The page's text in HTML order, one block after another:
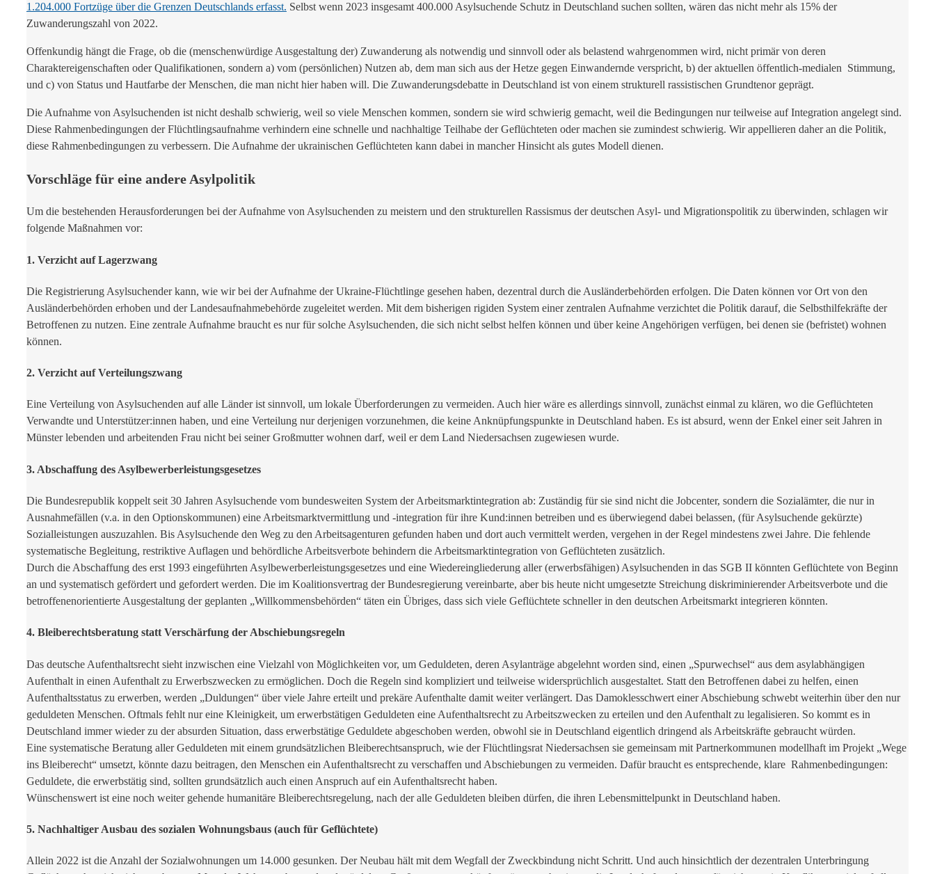
1.204.000 Fortzüge über die Grenzen Deutschlands erfasst. Selbst wenn 2023 insgesamt 400.000 Asylsuchende Schutz in Deutschland suchen sollten, wären das nicht mehr als 15% der
Zuwanderungszahl von 2022.
Offenkundig hängt die Frage, ob die (menschenwürdige Ausgestaltung der) Zuwanderung als notwendig und sinnvoll oder als belastend wahrgenommen wird, nicht primär von deren
Charaktereigenschaften oder Qualifikationen, sondern a) vom (persönlichen) Nutzen ab, dem man sich aus der Hetze gegen Einwandernde verspricht, b) der aktuellen öffentlich-medialen Stimmung,
und c) von Status und Hautfarbe der Menschen, die man nicht hier haben will. Die Zuwanderungsdebatte in Deutschland ist von einem strukturell rassistischen Grundtenor geprägt.
Die Aufnahme von Asylsuchenden ist nicht deshalb schwierig, weil so viele Menschen kommen, sondern sie wird schwierig gemacht, weil die Bedingungen nur teilweise auf Integration angelegt sind.
Diese Rahmenbedingungen der Flüchtlingsaufnahme verhindern eine schnelle und nachhaltige Teilhabe der Geflüchteten oder machen sie zumindest schwierig. Wir appellieren daher an die Politik,
diese Rahmenbedingungen zu verbessern. Die Aufnahme der ukrainischen Geflüchteten kann dabei in mancher Hinsicht als gutes Modell dienen.
Vorschläge für eine andere Asylpolitik
Um die bestehenden Herausforderungen bei der Aufnahme von Asylsuchenden zu meistern und den strukturellen Rassismus der deutschen Asyl- und Migrationspolitik zu überwinden, schlagen wir
folgende Maßnahmen vor:
1. Verzicht auf Lagerzwang
Die Registrierung Asylsuchender kann, wie wir bei der Aufnahme der Ukraine-Flüchtlinge gesehen haben, dezentral durch die Ausländerbehörden erfolgen. Die Daten können vor Ort von den
Ausländerbehörden erhoben und der Landesaufnahmebehörde zugeleitet werden. Mit dem bisherigen rigiden System einer zentralen Aufnahme verzichtet die Politik darauf, die Selbsthilfekräfte der
Betroffenen zu nutzen. Eine zentrale Aufnahme braucht es nur für solche Asylsuchenden, die sich nicht selbst helfen können und über keine Angehörigen verfügen, bei denen sie (befristet) wohnen
können.
2. Verzicht auf Verteilungszwang
Eine Verteilung von Asylsuchenden auf alle Länder ist sinnvoll, um lokale Überforderungen zu vermeiden. Auch hier wäre es allerdings sinnvoll, zunächst einmal zu klären, wo die Geflüchteten
Verwandte und Unterstützer:innen haben, und eine Verteilung nur derjenigen vorzunehmen, die keine Anknüpfungspunkte in Deutschland haben. Es ist absurd, wenn der Enkel einer seit Jahren in
Münster lebenden und arbeitenden Frau nicht bei seiner Großmutter wohnen darf, weil er dem Land Niedersachsen zugewiesen wurde.
3. Abschaffung des Asylbewerberleistungsgesetzes
Die Bundesrepublik koppelt seit 30 Jahren Asylsuchende vom bundesweiten System der Arbeitsmarktintegration ab: Zuständig für sie sind nicht die Jobcenter, sondern die Sozialämter, die nur in
Ausnahmefällen (v.a. in den Optionskommunen) eine Arbeitsmarktvermittlung und -integration für ihre Kund:innen betreiben und es überwiegend dabei belassen, (für Asylsuchende gekürzte)
Sozialleistungen auszuzahlen. Bis Asylsuchende den Weg zu den Arbeitsagenturen gefunden haben und dort auch vermittelt werden, vergehen in der Regel mindestens zwei Jahre. Die fehlende
systematische Begleitung, restriktive Auflagen und behördliche Arbeitsverbote behindern die Arbeitsmarktintegration von Geflüchteten zusätzlich.
Durch die Abschaffung des erst 1993 eingeführten Asylbewerberleistungsgesetzes und eine Wiedereingliederung aller (erwerbsfähigen) Asylsuchenden in das SGB II könnten Geflüchtete von Beginn
an und systematisch gefördert und gefordert werden. Die im Koalitionsvertrag der Bundesregierung vereinbarte, aber bis heute nicht umgesetzte Streichung diskriminierender Arbeitsverbote und die
betroffenenorientierte Ausgestaltung der geplanten „Willkommensbehörden“ täten ein Übriges, dass sich viele Geflüchtete schneller in den deutschen Arbeitsmarkt integrieren könnten.
4. Bleiberechtsberatung statt Verschärfung der Abschiebungsregeln
Das deutsche Aufenthaltsrecht sieht inzwischen eine Vielzahl von Möglichkeiten vor, um Geduldeten, deren Asylanträge abgelehnt worden sind, einen „Spurwechsel“ aus dem asylabhängigen
Aufenthalt in einen Aufenthalt zu Erwerbszwecken zu ermöglichen. Doch die Regeln sind kompliziert und teilweise widersprüchlich ausgestaltet. Statt den Betroffenen dabei zu helfen, einen
Aufenthaltsstatus zu erwerben, werden „Duldungen“ über viele Jahre erteilt und prekäre Aufenthalte damit weiter verlängert. Das Damoklesschwert einer Abschiebung schwebt weiterhin über den nur
geduldeten Menschen. Oftmals fehlt nur eine Kleinigkeit, um erwerbstätigen Geduldeten eine Aufenthaltsrecht zu Arbeitszwecken zu erteilen und den Aufenthalt zu legalisieren. So kommt es in
Deutschland immer wieder zu der absurden Situation, dass erwerbstätige Geduldete abgeschoben werden, obwohl sie in Deutschland eigentlich dringend als Arbeitskräfte gebraucht würden.
Eine systematische Beratung aller Geduldeten mit einem grundsätzlichen Bleiberechtsanspruch, wie der Flüchtlingsrat Niedersachsen sie gemeinsam mit Partnerkommunen modellhaft im Projekt „Wege
ins Bleiberecht“ umsetzt, könnte dazu beitragen, den Menschen ein Aufenthaltsrecht zu verschaffen und Abschiebungen zu vermeiden. Dafür braucht es entsprechende, klare Rahmenbedingungen:
Geduldete, die erwerbstätig sind, sollten grundsätzlich auch einen Anspruch auf ein Aufenthaltsrecht haben.
Wünschenswert ist eine noch weiter gehende humanitäre Bleiberechtsregelung, nach der alle Geduldeten bleiben dürfen, die ihren Lebensmittelpunkt in Deutschland haben.
5. Nachhaltiger Ausbau des sozialen Wohnungsbaus (auch für Geflüchtete)
Allein 2022 ist die Anzahl der Sozialwohnungen um 14.000 gesunken. Der Neubau hält mit dem Wegfall der Zweckbindung nicht Schritt. Und auch hinsichtlich der dezentralen Unterbringung